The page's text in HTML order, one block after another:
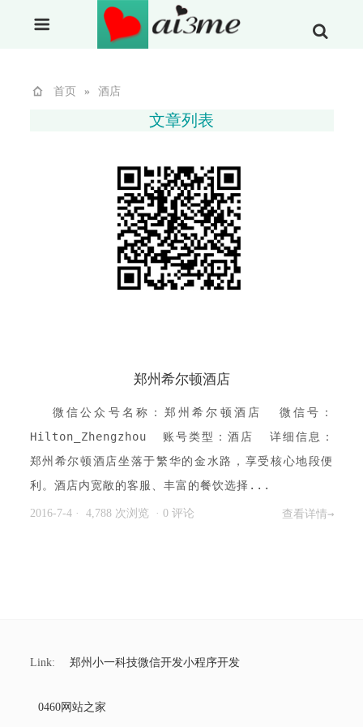
首页 » 酒店
文章列表
郑州希尔顿酒店
微信公众号名称：郑州希尔顿酒店 微信号：
Hilton_Zhengzhou 账号类型：酒店 详细信息：
郑州希尔顿酒店坐落于繁华的金水路，享受核心地段便
利。酒店内宽敞的客服、丰富的餐饮选择...
2016-7-4 · 4,788 次浏览 · 0 评论 查看详情→
Link: 郑州小一科技微信开发小程序开发
0460网站之家